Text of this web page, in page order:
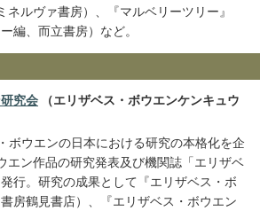
ネルヴァ書房）、『マルベリーツリー』
編、而立書房）など。
究会 （エリザベス・ボウエンケンキュウ
ボウエンの日本における研究の本格化を企
エン作品の研究発表及び機関誌「エリザベ
行。研究の成果として『エリザベス・ボ
房鶴見書店）、『エリザベス・ボウエン